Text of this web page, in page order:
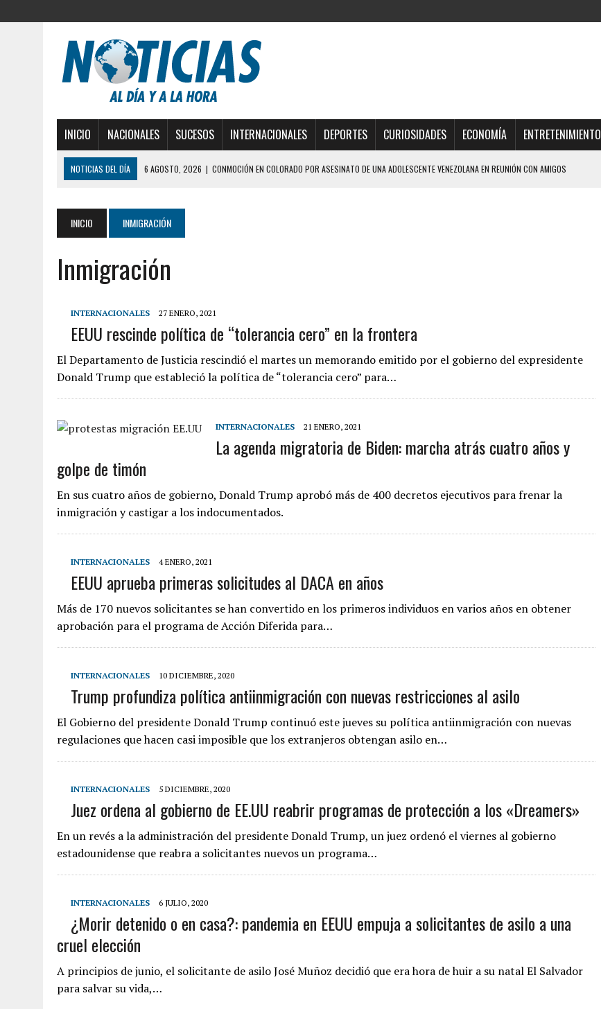
INICIO NACIONALES SUCESOS INTERNACIONALES DEPORTES CURIOSIDADES ECONOMÍA ENTRETENIMIENTO
NOTICIAS DEL DÍA 6 AGOSTO, 2026 | CONMOCIÓN EN COLORADO POR ASESINATO DE UNA ADOLESCENTE VENEZOLANA EN REUNIÓN CON AMIGOS
HORROR EN BARINAS: UN HOMBRE INDUJO AL SUICIDIO A UNA ADOLESCENTE DE 13 AÑOS TRAS ABUSAR DE ELLA
3 AGOSTO, 2026 | LA INCREÍBLE FORMA EN LA QUE SOBREVIVIÓ UN HOMBRE Y SU FAMILIA TRAS LOS TERREMOTOS: CAYERON DESDE EL PISO NUEVE DEL
EDIFICIO PETUNIA
3 AGOSTO, 2026 | YARACUY: INTENTÓ DESCONECTAR SU NEVERA MIENTRAS LA CASA SE INUNDABA
7 AGOSTO, 2026 | YARACUY: ASESINARON DOS HOMBRES EL MISMO DÍA EN SECTORES VECINOS
6 AGOSTO, 2026
MISTERIOSA MUERTE DE MODELO EN MONAGAS: HALLARON EL CUERPO DENTRO DE SU CASA
6 AGOSTO, 2026 | BARINAS: ADOLESCENTE SE QUITÓ LA VIDA TRAS SER ACOSADA Y ABUSADA POR LA PAREJA DE SU ABUELA
INICIO INMIGRACIÓN
Inmigración
INTERNACIONALES 27 ENERO, 2021
EEUU rescinde política de “tolerancia cero” en la frontera
El Departamento de Justicia rescindió el martes un memorando emitido por el gobierno del expresidente
Donald Trump que estableció la política de “tolerancia cero” para…
INTERNACIONALES 21 ENERO, 2021
La agenda migratoria de Biden: marcha atrás cuatro años y
golpe de timón
En sus cuatro años de gobierno, Donald Trump aprobó más de 400 decretos ejecutivos para frenar la
inmigración y castigar a los indocumentados.
INTERNACIONALES 4 ENERO, 2021
EEUU aprueba primeras solicitudes al DACA en años
Más de 170 nuevos solicitantes se han convertido en los primeros individuos en varios años en obtener
aprobación para el programa de Acción Diferida para…
INTERNACIONALES 10 DICIEMBRE, 2020
Trump profundiza política antiinmigración con nuevas restricciones al asilo
El Gobierno del presidente Donald Trump continuó este jueves su política antiinmigración con nuevas
regulaciones que hacen casi imposible que los extranjeros obtengan asilo en…
INTERNACIONALES 5 DICIEMBRE, 2020
Juez ordena al gobierno de EE.UU reabrir programas de protección a los «Dreamers»
En un revés a la administración del presidente Donald Trump, un juez ordenó el viernes al gobierno
estadounidense que reabra a solicitantes nuevos un programa…
INTERNACIONALES 6 JULIO, 2020
¿Morir detenido o en casa?: pandemia en EEUU empuja a solicitantes de asilo a una
cruel elección
A principios de junio, el solicitante de asilo José Muñoz decidió que era hora de huir a su natal El Salvador
para salvar su vida,…